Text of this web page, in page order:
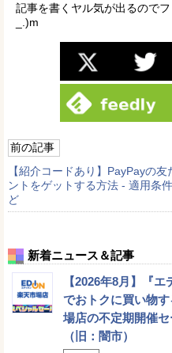
記事を書くヤル気が出るので
_.)m
前の記事
【紹介コードあり】PayPayの
ントをゲットする方法 - 適用条
ど
新着ニュース＆記事
【2026年8月】『
でおトクに買い物
場店の不定期開催
（旧：闇市）